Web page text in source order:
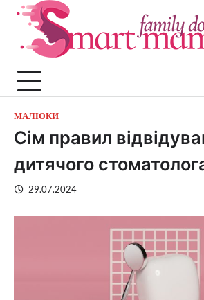
Перейти
МАЛЮКИ
Сім правил
дитячого
29.07.2024